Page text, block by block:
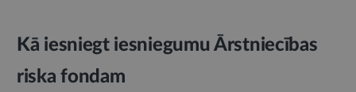
Kā iesniegt iesniegumu Ārstniecības
riska fondam